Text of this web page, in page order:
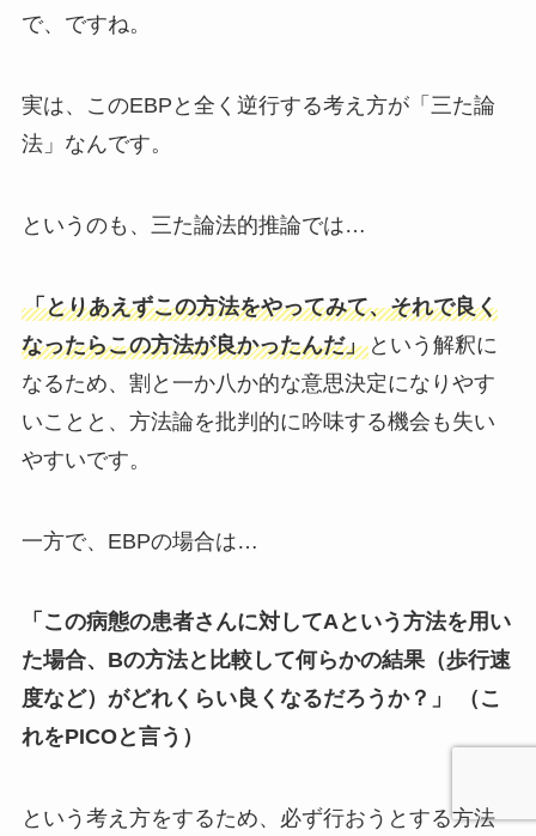
で、ですね。
実は、このEBPと全く逆行する考え方が「三た論
法」なんです。
というのも、三た論法的推論では…
「とりあえずこの方法をやってみて、それで良く
なったらこの方法が良かったんだ」という解釈に
なるため、割と一か八か的な意思決定になりやす
いことと、方法論を批判的に吟味する機会も失い
やすいです。
一方で、EBPの場合は…
「この病態の患者さんに対してAという方法を用い
た場合、Bの方法と比較して何らかの結果（歩行速
度など）がどれくらい良くなるだろうか？」
（ こ
れをPICOと言う）
という考え方をするため、必ず行おうとする方法